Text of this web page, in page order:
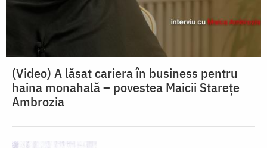
(Video) A lăsat cariera în business pentru
haina monahală – povestea Maicii Starețe
Ambrozia